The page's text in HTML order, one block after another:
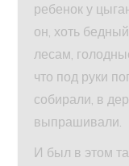
ребенок у
он, хоть
лесам,
что под руки
собирали, в
выпрашивали.
И был в этом